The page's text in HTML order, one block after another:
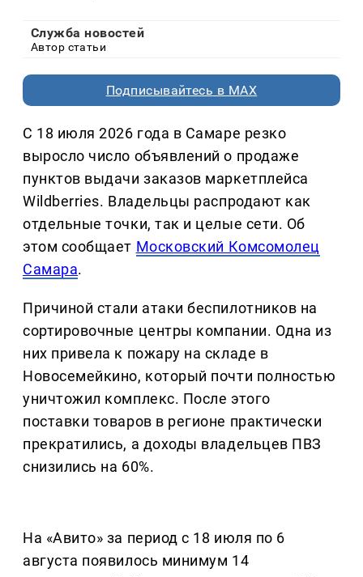
Служба новостей
Автор статьи
Подписывайтесь в MAX
С 18 июля 2026 года в Самаре резко
выросло число объявлений о продаже
пунктов выдачи заказов маркетплейса
Wildberries. Владельцы распродают как
отдельные точки, так и целые сети. Об
этом сообщает Московский Комсомолец
Самара.
Причиной стали атаки беспилотников на
сортировочные центры компании. Одна из
них привела к пожару на складе в
Новосемейкино, который почти полностью
уничтожил комплекс. После этого
поставки товаров в регионе практически
прекратились, а доходы владельцев ПВЗ
снизились на 60%.
На «Авито» за период с 18 июля по 6
августа появилось минимум 14